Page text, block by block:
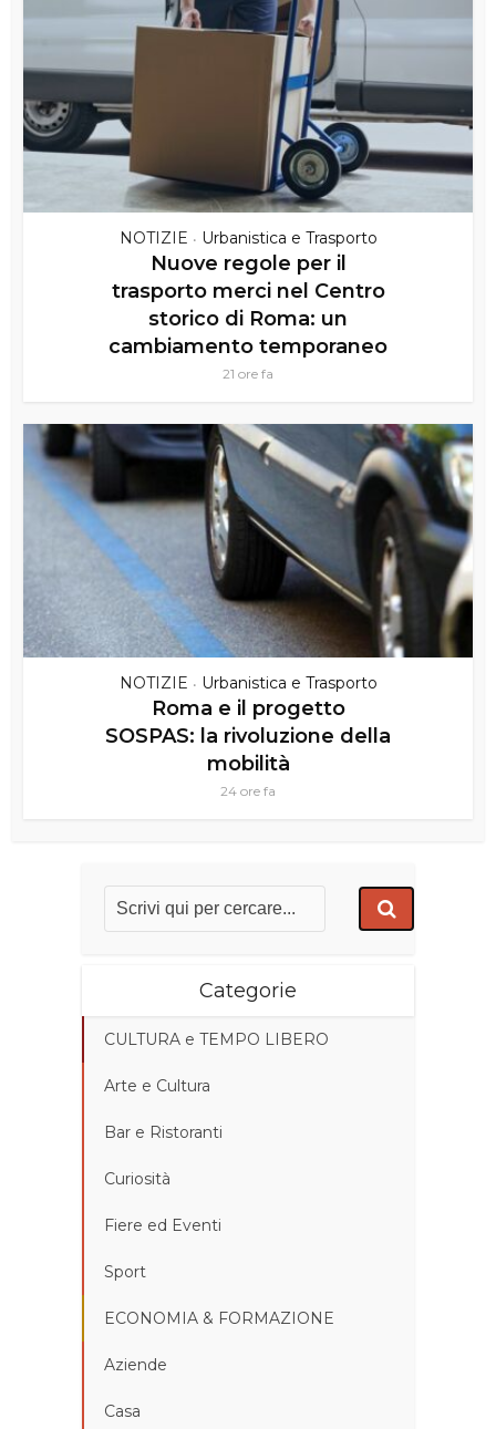
NOTIZIE • Urbanistica e Trasporto
Nuove regole per il
trasporto merci nel Centro
storico di Roma: un
cambiamento temporaneo
21 ore fa
NOTIZIE • Urbanistica e Trasporto
Roma e il progetto
SOSPAS: la rivoluzione della
mobilità
24 ore fa
Categorie
CULTURA e TEMPO LIBERO
Arte e Cultura
Bar e Ristoranti
Curiosità
Fiere ed Eventi
Sport
ECONOMIA & FORMAZIONE
Aziende
Casa